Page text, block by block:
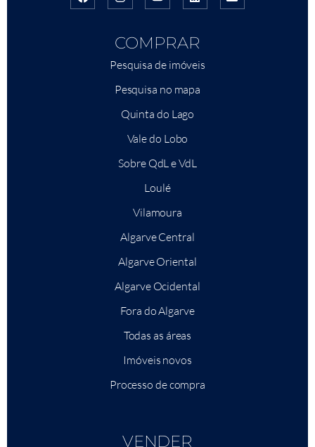
COMPRAR
Pesquisa de imóveis
Pesquisa no mapa
Quinta do Lago
Vale do Lobo
Sobre QdL e VdL
Loulé
Vilamoura
Algarve Central
Algarve Oriental
Algarve Ocidental
Fora do Algarve
Todas as áreas
Imóveis novos
Processo de compra
VENDER